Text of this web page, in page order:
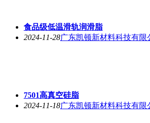
食品级低温滑轨润滑脂
2024-11-28广东凯顿新材料科技有限
7501高真空硅脂
2024-11-18广东凯顿新材料科技有限